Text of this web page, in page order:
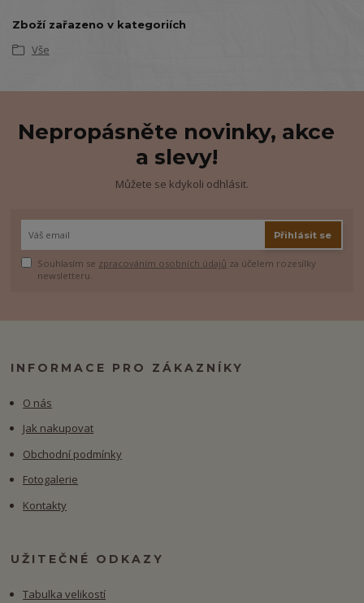
Zboží zařazeno v kategoriích
Vše
Nepropásněte novinky, akce
a slevy!
Můžete se kdykoli odhlásit.
Přihlásit se
Souhlasím se zpracováním osobních údajů za účelem rozesílky
newsletteru.
INFORMACE PRO ZÁKAZNÍKY
O nás
Jak nakupovat
Obchodní podmínky
Fotogalerie
Kontakty
UŽITEČNÉ ODKAZY
Tabulka velikostí